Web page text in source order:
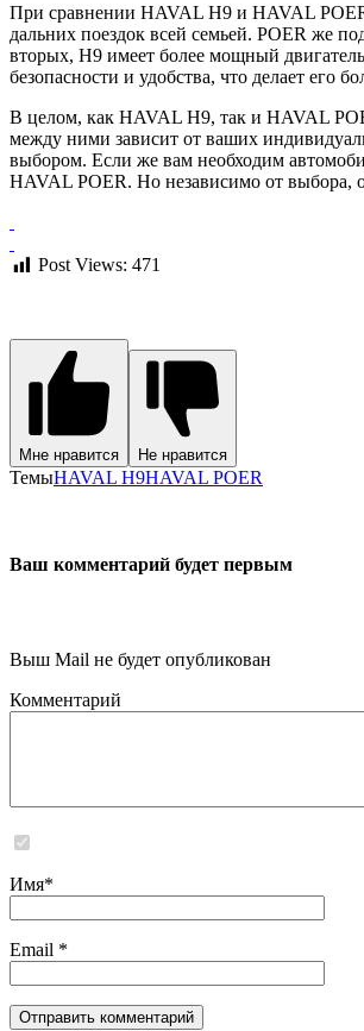
При сравнении HAVAL H9 и HAVAL
дальних поездок всей семьей. POER же
вторых, H9 имеет более мощный
безопасности и удобства, что делает его
В целом, как HAVAL H9, так и HAVAL
между ними зависит от ваших
выбором. Если же вам необходим
HAVAL POER. Но независимо от выбора,
Post Views: 471
Мне нравится Не нравится
ТемыHAVAL H9HAVAL POER
Ваш комментарий будет первым
Выш Mail не будет опубликован
Комментарий
Имя*
Email *